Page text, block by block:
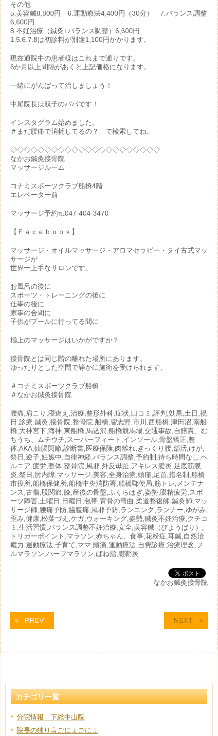
その他
5.美容鍼8,800円 6.運動療法4,400円（30分） 7.バランス調整
6,600円
8.不妊治療（鍼灸+バランス調整）6,600円
1.5.6.7.8は初診料が別途1,100円かかります。
現在通院中の患者様はこれまで通りです。
6か月以上間隔があくと上記価格になります。
一緒にがんばって治しましょう！
中尾院長は双子のパパです！
インスタグラム始めました。
＃まだ腰痛で消耗してるの？ で検索してね。
◇◇◇◇◇◇◇◇◇◇◇◇◇◇◇◇◇◇◇◇◇◇
なかお鍼灸接骨院
マッサージルーム
コナミスポーツクラブ船橋4階
エレベーター前
マッサージ予約℡047-404-3470
【Ｆａｃｅｂｏｏｋ】
マッサージ・オイルマッサージ・アロマセラピー・タイ古式マッ
サージが
世界一上手なサロンです。
お風呂の後に
スポーツ・トレーニングの後に
仕事の後に
家事の合間に
子供がプールに行ってる間に
極上のマッサージはいかがですか？
接骨院とは同じ階の離れた場所にあります。
ゆったりとした空間で静かに施術を受けられます。
＃コナミスポーツクラブ船橋
＃なかお鍼灸接骨院
腰痛,肩こり,寝違え,治療,整形外科,症状,口コミ,評判,効果,土日,祝
日,診療,鍼灸,接骨院,整骨院,船橋,習志野,市川,西船橋,津田沼,南船
橋,大神宮下,海神,東船橋,馬込沢,船橋競馬場,交通事故,自賠責、む
ちうち、ムチウチ,スーパーフィート,インソール,骨盤矯正,整
体,AKA,仙腸関節,診断書,医療保険,肉離れ,ぎっくり腰,部活,けが,
祭日,逆子,妊娠中,自律神経,バランス調整,予約制,待ち時間なし,ヘ
ルニア,疲労,整体,整骨院,風邪,外反母趾,アキレス腱炎,足底筋膜
炎,祭日,肘内障,マッサージ,美容,全身治療,頭痛,足首,指名制,船橋
市役所,船橋保健所,船橋中央消防署,船橋郵便局,筋トレ,メンテナ
ンス,古傷,股関節,膝,産後の骨盤,ふくらはぎ,姿勢,眼精疲労,スポ
ーツ障害,土曜日,日曜日,包帯,背骨の弯曲,柔道整復師,鍼灸師,マッ
サージ師,腰痛予防,脇腹痛,風邪予防,ランニング,ランナー,ゆがみ,
歪み,健康,松葉づえ,ケガ,ウォーキング,姿勢,鍼灸不妊治療,クチコ
ミ,生活習慣,バランス調整不妊治療,安全,美容鍼（びようばり）,
トリガーポイント,マラソン,赤ちゃん、食事,花粉症,耳鍼,自然治
癒力,運動療法,子育て,ママ,頭痛,運動療法,自費診療,治療理念,フ
ルマラソン,ハーフマラソン,ばね指,腱鞘炎
なかお鍼灸接骨院
PREV NEXT
カテゴリ一覧
分院情報 下総中山院
院長の独り言ごにょごにょ